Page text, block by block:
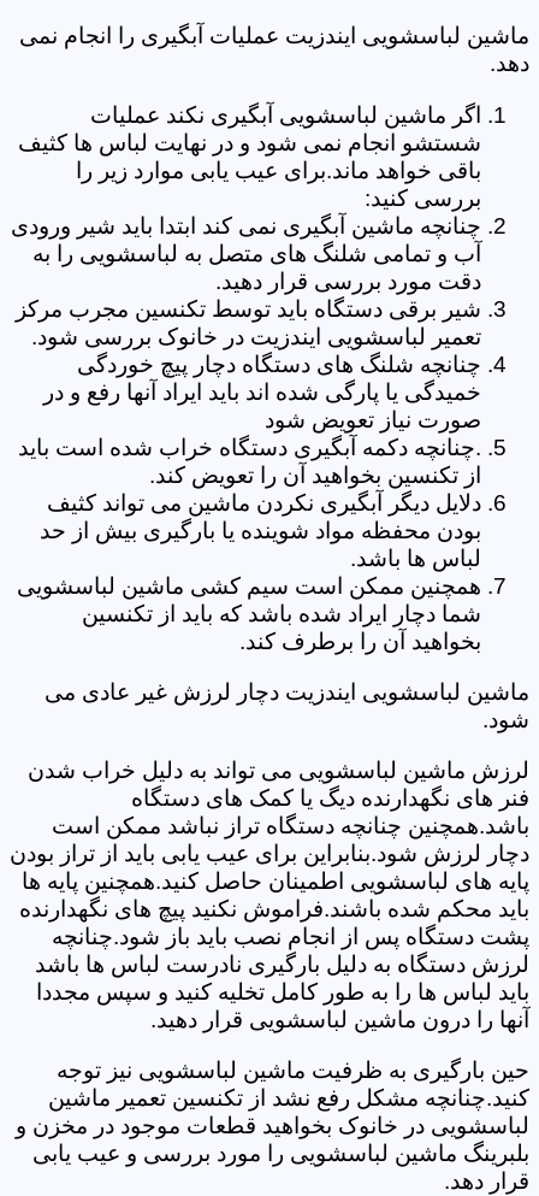
ماشین لباسشویی ایندزیت عملیات آبگیری را انجام نمی
دهد.
اگر ماشین لباسشویی آبگیری نکند عملیات
شستشو انجام نمی شود و در نهایت لباس ها کثیف
باقی خواهد ماند.برای عیب یابی موارد زیر را
بررسی کنید:
چنانچه ماشین آبگیری نمی کند ابتدا باید شیر ورودی
آب و تمامی شلنگ های متصل به لباسشویی را به
دقت مورد بررسی قرار دهید.
شیر برقی دستگاه باید توسط تکنسین مجرب مرکز
تعمیر لباسشویی ایندزیت در خانوک بررسی شود.
چنانچه شلنگ های دستگاه دچار پیچ خوردگی
خمیدگی یا پارگی شده اند باید ایراد آنها رفع و در
صورت نیاز تعویض شود
.چنانچه دکمه آبگیری دستگاه خراب شده است باید
از تکنسین بخواهید آن را تعویض کند.
دلایل دیگر آبگیری نکردن ماشین می تواند کثیف
بودن محفظه مواد شوینده یا بارگیری بیش از حد
لباس ها باشد.
همچنین ممکن است سیم کشی ماشین لباسشویی
شما دچار ایراد شده باشد که باید از تکنسین
بخواهید آن را برطرف کند.
ماشین لباسشویی ایندزیت دچار لرزش غیر عادی می
شود.
لرزش ماشین لباسشویی می تواند به دلیل خراب شدن
فنر های نگهدارنده دیگ یا کمک های دستگاه
باشد.همچنین چنانچه دستگاه تراز نباشد ممکن است
دچار لرزش شود.بنابراین برای عیب یابی باید از تراز بودن
پایه های لباسشویی اطمینان حاصل کنید.همچنین پایه ها
باید محکم شده باشند.فراموش نکنید پیچ های نگهدارنده
پشت دستگاه پس از انجام نصب باید باز شود.چنانچه
لرزش دستگاه به دلیل بارگیری نادرست لباس ها باشد
باید لباس ها را به طور کامل تخلیه کنید و سپس مجددا
آنها را درون ماشین لباسشویی قرار دهید.
حین بارگیری به ظرفیت ماشین لباسشویی نیز توجه
کنید.چنانچه مشکل رفع نشد از تکنسین تعمیر ماشین
لباسشویی در خانوک بخواهید قطعات موجود در مخزن و
بلبرینگ ماشین لباسشویی را مورد بررسی و عیب یابی
قرار دهد.